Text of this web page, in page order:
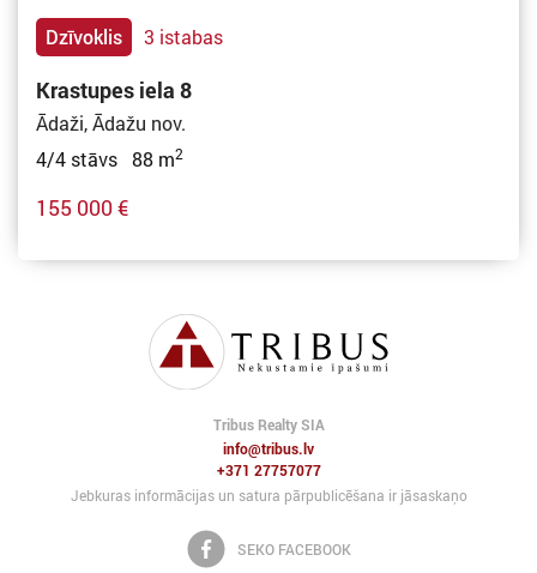
Dzīvoklis 3 istabas
Krastupes iela 8
Ādaži, Ādažu nov.
4/4 stāvs 88 m2
155 000 €
Tribus Realty SIA
info@tribus.lv
+371 27757077
Jebkuras informācijas un satura pārpublicēšana ir jāsaskaņo
SEKO FACEBOOK